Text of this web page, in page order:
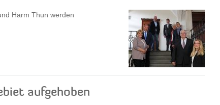
Harm Thun werden
aufgehoben